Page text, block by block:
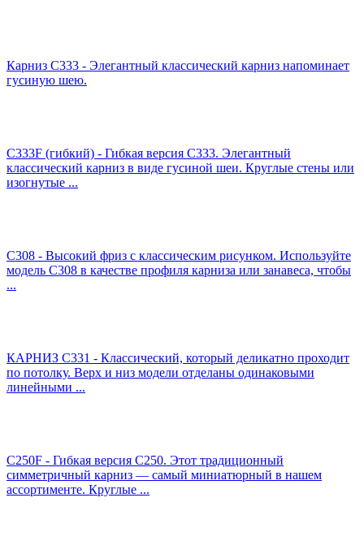
Карниз C333 - Элегантный классический карниз напоминает
гусиную шею.
C333F (гибкий) - Гибкая версия C333. Элегантный
классический карниз в виде гусиной шеи. Круглые стены или
изогнутые ...
C308 - Высокий фриз с классическим рисунком. Используйте
модель C308 в качестве профиля карниза или занавеса, чтобы
...
КАРНИЗ C331 - Классический, который деликатно проходит
по потолку. Верх и низ модели отделаны одинаковыми
линейными ...
C250F - Гибкая версия C250. Этот традиционный
симметричный карниз — самый миниатюрный в нашем
ассортименте. Круглые ...